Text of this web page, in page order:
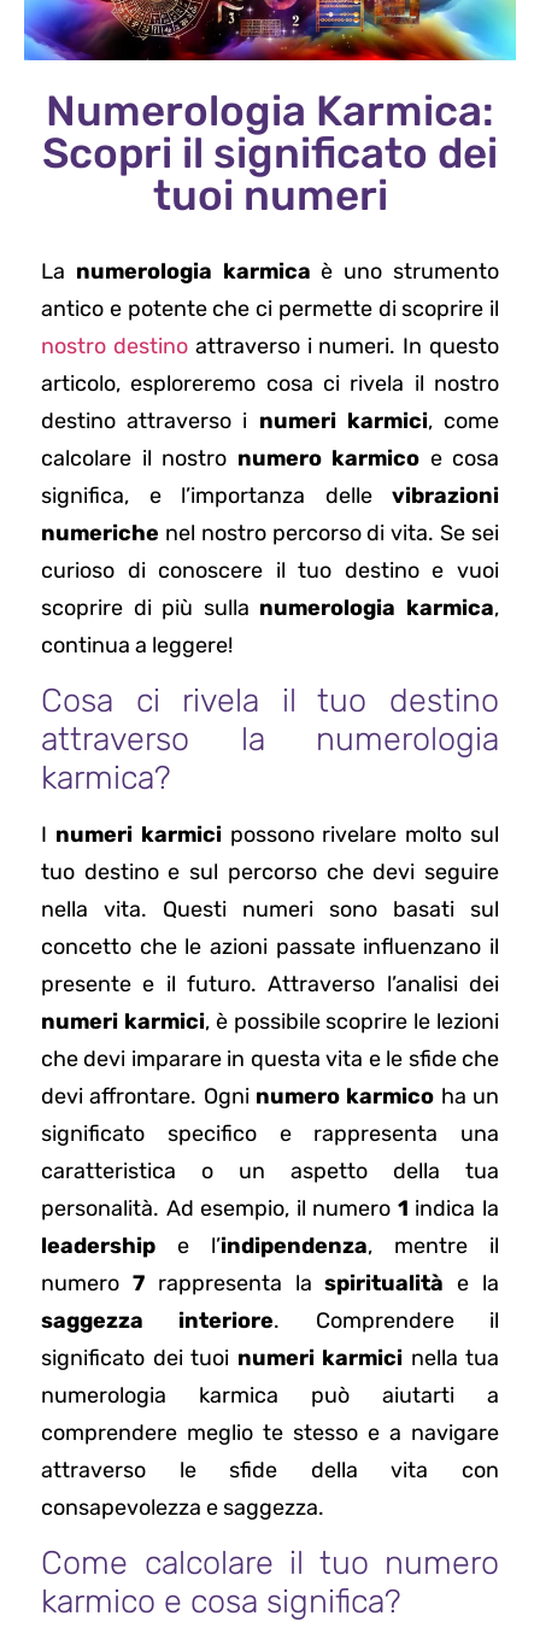
Numerologia Karmica:
Scopri il significato dei
tuoi numeri
La numerologia karmica è uno strumento
antico e potente che ci permette di scoprire il
nostro destino attraverso i numeri. In questo
articolo, esploreremo cosa ci rivela il nostro
destino attraverso i numeri karmici, come
calcolare il nostro numero karmico e cosa
significa, e l’importanza delle vibrazioni
numeriche nel nostro percorso di vita. Se sei
curioso di conoscere il tuo destino e vuoi
scoprire di più sulla numerologia karmica,
continua a leggere!
Cosa ci rivela il tuo destino
attraverso la numerologia
karmica?
I numeri karmicipossono rivelare molto sul
tuo destino e sul percorso che devi seguire
nella vita. Questi numeri sono basati sul
concetto che le azioni passate influenzano il
presente e il futuro. Attraverso l’analisi dei
numeri karmici, è possibile scoprire le lezioni
che devi imparare in questa vita e le sfide che
devi affrontare. Ogni numero karmico ha un
significato specifico e rappresenta una
caratteristica o un aspetto della tua
personalità. Ad esempio, il numero 1 indica la
leadership e l’indipendenza, mentre il
numero 7rappresenta laspiritualità e la
saggezza interiore. Comprendere il
significato dei tuoi numeri karmici nella tua
numerologia karmica può aiutarti a
comprendere meglio te stesso e a navigare
attraverso le sfide della vita con
consapevolezza e saggezza.
Come calcolare il tuo numero
karmico e cosa significa?